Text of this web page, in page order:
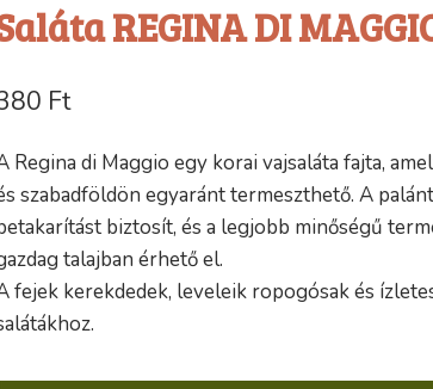
REGINA DI
Ft
Regina di Maggio egy korai vajsaláta fajta,
szabadföldön egyaránt termeszthető. A
biztosít, és a legjobb minőségű
talajban érhető el.
fejek kerekdedek, leveleik ropogósak és